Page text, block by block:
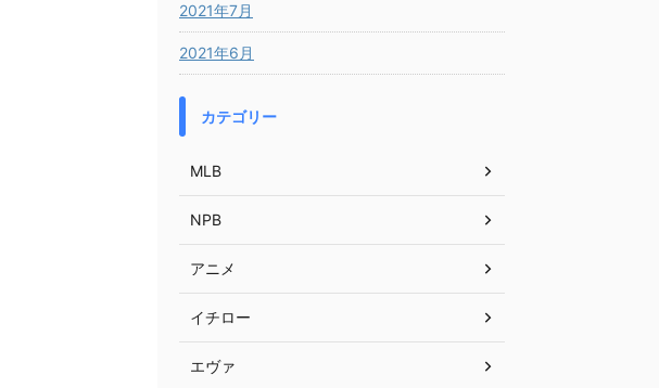
2021年7月
2021年6月
カテゴリー
MLB
NPB
アニメ
イチロー
エヴァ